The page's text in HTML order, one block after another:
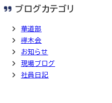
ブログカテゴリ
華道部
欅木会
お知らせ
現場ブログ
社員日記